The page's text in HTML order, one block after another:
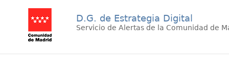
D.G. de Estrategia Digital
Servicio de Alertas de la Comunidad de